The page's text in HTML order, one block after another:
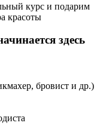
курс и подарим
красоты
здесь
бровист и др.)